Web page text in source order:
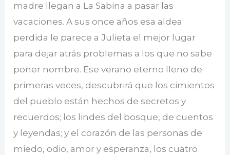
madre llegan a La Sabina a pasar las
vacaciones. A sus once años esa aldea
perdida le parece a Julieta el mejor lugar
para dejar atrás problemas a los que no sabe
poner nombre. Ese verano eterno lleno de
primeras veces, descubrirá que los cimientos
del pueblo están hechos de secretos y
recuerdos; los lindes del bosque, de cuentos
y leyendas; y el corazón de las personas de
miedo, odio, amor y esperanza, los cuatro